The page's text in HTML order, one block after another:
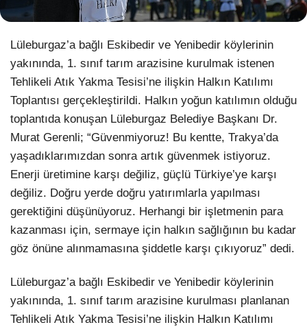
Dribbble
LinkedIn
Lüleburgaz’a bağlı Eskibedir ve Yenibedir köylerinin
yakınında, 1. sınıf tarım arazisine kurulmak istenen
Tehlikeli Atık Yakma Tesisi’ne ilişkin Halkın Katılımı
Toplantısı gerçekleştirildi. Halkın yoğun katılımın olduğu
toplantıda konuşan Lüleburgaz Belediye Başkanı Dr.
Murat Gerenli; “Güvenmiyoruz! Bu kentte, Trakya’da
yaşadıklarımızdan sonra artık güvenmek istiyoruz.
Enerji üretimine karşı değiliz, güçlü Türkiye’ye karşı
değiliz. Doğru yerde doğru yatırımlarla yapılması
gerektiğini düşünüyoruz. Herhangi bir işletmenin para
kazanması için, sermaye için halkın sağlığının bu kadar
göz önüne alınmamasına şiddetle karşı çıkıyoruz” dedi.
Lüleburgaz’a bağlı Eskibedir ve Yenibedir köylerinin
yakınında, 1. sınıf tarım arazisine kurulması planlanan
Tehlikeli Atık Yakma Tesisi’ne ilişkin Halkın Katılımı